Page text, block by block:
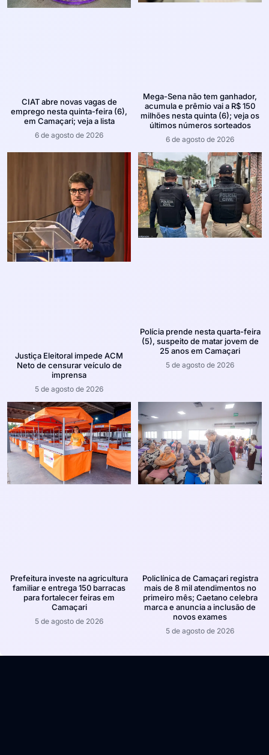
CIAT abre novas vagas de
emprego nesta quinta-feira (6),
em Camaçari; veja a lista
6 de agosto de 2026
Mega-Sena não tem ganhador,
acumula e prêmio vai a R$ 150
milhões nesta quinta (6); veja os
últimos números sorteados
6 de agosto de 2026
Justiça Eleitoral impede ACM
Neto de censurar veículo de
imprensa
5 de agosto de 2026
Polícia prende nesta quarta-feira
(5), suspeito de matar jovem de
25 anos em Camaçari
5 de agosto de 2026
Prefeitura investe na agricultura
familiar e entrega 150 barracas
para fortalecer feiras em
Camaçari
5 de agosto de 2026
Policlínica de Camaçari registra
mais de 8 mil atendimentos no
primeiro mês; Caetano celebra
marca e anuncia a inclusão de
novos exames
5 de agosto de 2026